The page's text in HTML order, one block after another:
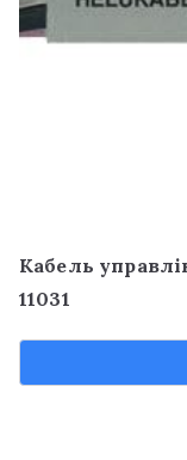
Кабель
11031